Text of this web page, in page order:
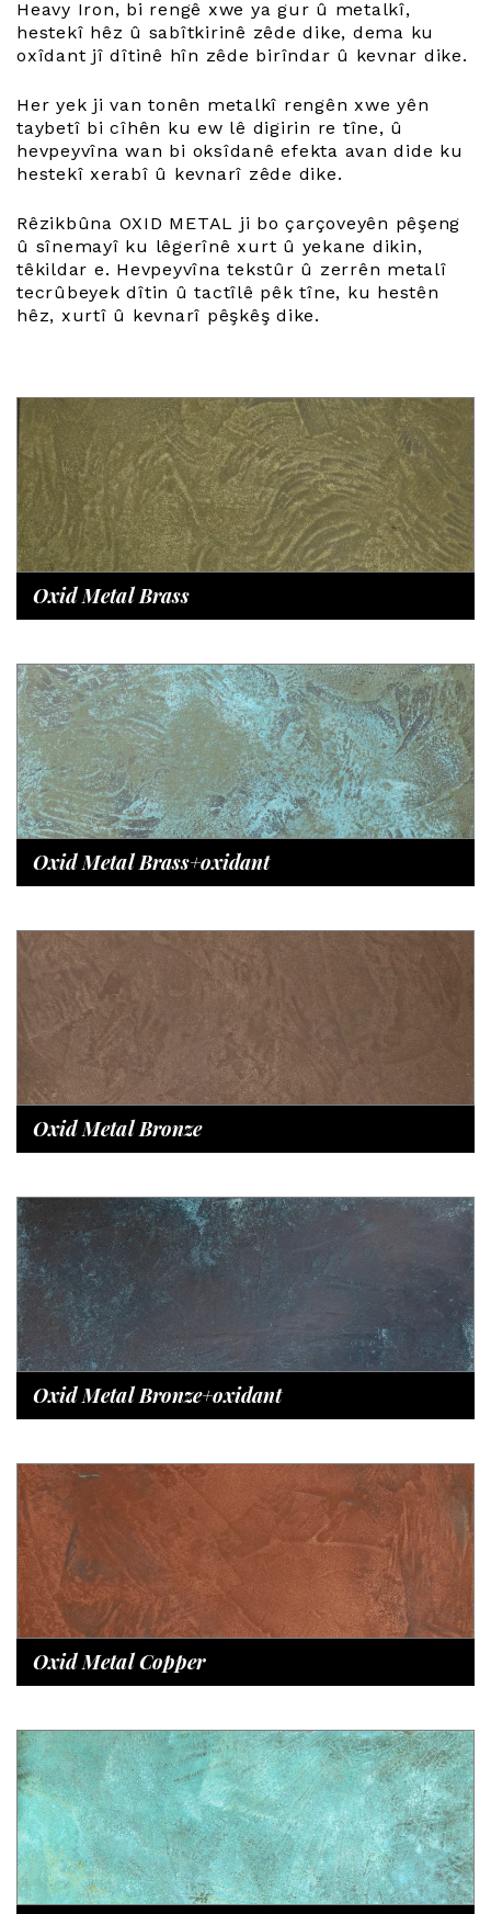
Heavy Iron, bi rengê xwe ya gur û metalkî,
hestekî hêz û sabîtkirinê zêde dike, dema ku
oxîdant jî dîtinê hîn zêde birîndar û kevnar dike.
Her yek ji van tonên metalkî rengên xwe yên
taybetî bi cîhên ku ew lê digirin re tîne, û
hevpeyvîna wan bi oksîdanê efekta avan dide ku
hestekî xerabî û kevnarî zêde dike.
Rêzikbûna OXID METAL ji bo çarçoveyên pêşeng
û sînemayî ku lêgerînê xurt û yekane dikin,
têkildar e. Hevpeyvîna tekstûr û zerrên metalî
tecrûbeyek dîtin û tactîlê pêk tîne, ku hestên
hêz, xurtî û kevnarî pêşkêş dike.
Oxid Metal Brass
Oxid Metal Brass+oxidant
Oxid Metal Bronze
Oxid Metal Bronze+oxidant
Oxid Metal Copper